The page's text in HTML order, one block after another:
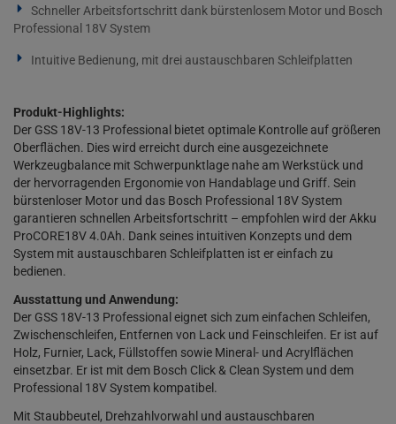
Schneller Arbeitsfortschritt dank bürstenlosem Motor und Bosch
Professional 18V System
Intuitive Bedienung, mit drei austauschbaren Schleifplatten
Produkt-Highlights:
Der GSS 18V-13 Professional bietet optimale Kontrolle auf größeren
Oberflächen. Dies wird erreicht durch eine ausgezeichnete
Werkzeugbalance mit Schwerpunktlage nahe am Werkstück und
der hervorragenden Ergonomie von Handablage und Griff. Sein
bürstenloser Motor und das Bosch Professional 18V System
garantieren schnellen Arbeitsfortschritt – empfohlen wird der Akku
ProCORE18V 4.0Ah. Dank seines intuitiven Konzepts und dem
System mit austauschbaren Schleifplatten ist er einfach zu
bedienen.
Ausstattung und Anwendung:
Der GSS 18V-13 Professional eignet sich zum einfachen Schleifen,
Zwischenschleifen, Entfernen von Lack und Feinschleifen. Er ist auf
Holz, Furnier, Lack, Füllstoffen sowie Mineral- und Acrylflächen
einsetzbar. Er ist mit dem Bosch Click & Clean System und dem
Professional 18V System kompatibel.
Mit Staubbeutel, Drehzahlvorwahl und austauschbaren